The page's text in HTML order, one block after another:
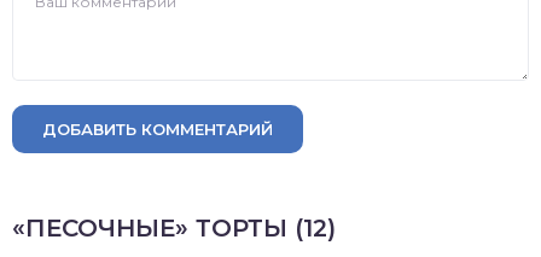
ДОБАВИТЬ КОММЕНТАРИЙ
«ПЕСОЧНЫЕ» ТОРТЫ (12)